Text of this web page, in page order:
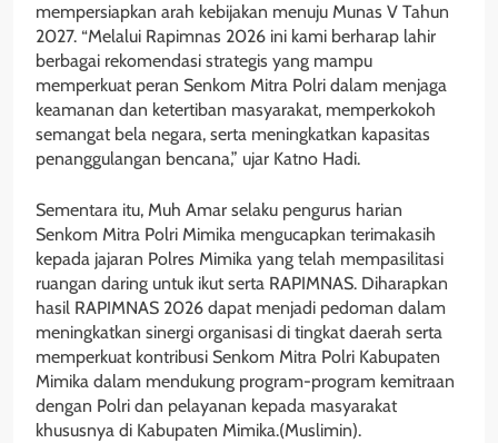
mempersiapkan arah kebijakan menuju Munas V Tahun
2027. “Melalui Rapimnas 2026 ini kami berharap lahir
berbagai rekomendasi strategis yang mampu
memperkuat peran Senkom Mitra Polri dalam menjaga
keamanan dan ketertiban masyarakat, memperkokoh
semangat bela negara, serta meningkatkan kapasitas
penanggulangan bencana,” ujar Katno Hadi.
Sementara itu, Muh Amar selaku pengurus harian
Senkom Mitra Polri Mimika mengucapkan terimakasih
kepada jajaran Polres Mimika yang telah mempasilitasi
ruangan daring untuk ikut serta RAPIMNAS. Diharapkan
hasil RAPIMNAS 2026 dapat menjadi pedoman dalam
meningkatkan sinergi organisasi di tingkat daerah serta
memperkuat kontribusi Senkom Mitra Polri Kabupaten
Mimika dalam mendukung program-program kemitraan
dengan Polri dan pelayanan kepada masyarakat
khususnya di Kabupaten Mimika.(Muslimin).